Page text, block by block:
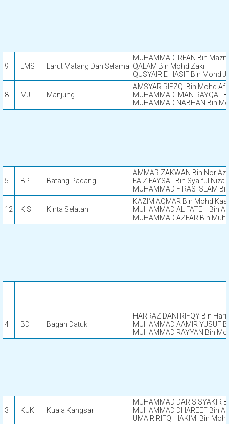
9 LMS Larut Matang Dan Selama
MUHAMMAD IRFAN Bin
QALAM Bin Mohd Zaki
QUSYAIRIE HASIF Bin Mohd
8 MJ Manjung
AMSYAR RIEZQI Bin Mohd
MUHAMMAD IMAN RAYQAL
MUHAMMAD NABHAN Bin
5 BP Batang Padang
AMMAR ZAKWAN Bin Nor
FAIZ FAYSAL Bin Syaiful Niza
MUHAMMAD FIRAS ISLAM
12 KIS Kinta Selatan
KAZIM AQMAR Bin Mohd
MUHAMMAD AL FATEH Bin
MUHAMMAD AZFAR Bin
4 BD Bagan Datuk
HARRAZ DANI RIFQY Bin
MUHAMMAD AAMIR YUSUF
MUHAMMAD RAYYAN Bin
3 KUK Kuala Kangsar
MUHAMMAD DARIS SYAKIR
MUHAMMAD DHAREEF Bin
UMAIR RIFQI HAKIMI Bin